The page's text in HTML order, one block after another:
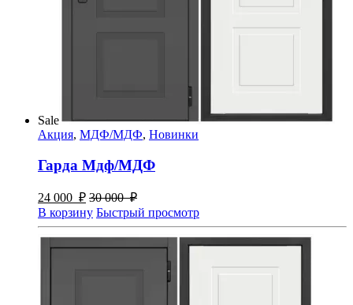
Sale
Акция, МДФ/МДФ, Новинки
Гарда Мдф/МДФ
24 000 ₽ 30 000 ₽
В корзину Быстрый просмотр